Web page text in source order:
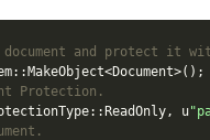
and protect it
:: MakeObject<Document>();
Protection.
:: ReadOnly, u